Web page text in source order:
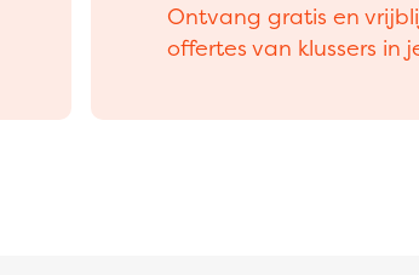
Ontvang gratis en
offertes van klussers in